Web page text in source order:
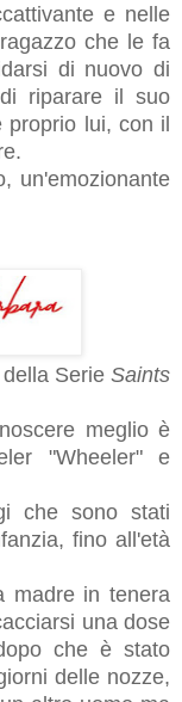
e nelle
che le fa
di nuovo di
riparare il suo
proprio lui, con il
un'emozionante
Serie Saints
meglio è
"Wheeler" e
che sono stati
fino all'età
madre in tenera
una dose
che è stato
delle nozze,